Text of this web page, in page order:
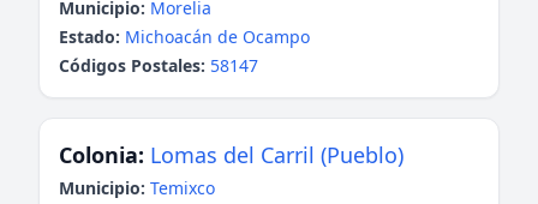
Municipio: Morelia
Estado: Michoacán de Ocampo
Códigos Postales: 58147
Colonia: Lomas del Carril (Pueblo)
Municipio: Temixco